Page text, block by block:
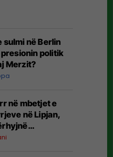
sulmi në Berlin
politik
Merzit?
në mbetjet e
në Lipjan,